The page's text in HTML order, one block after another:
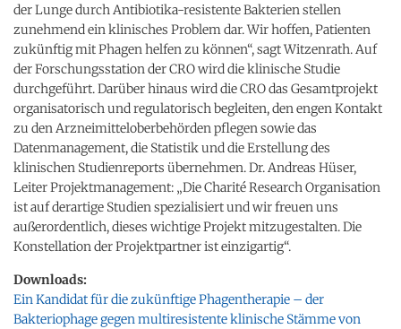
der Lunge durch Antibiotika-resistente Bakterien stellen
zunehmend ein klinisches Problem dar. Wir hoffen, Patienten
zukünftig mit Phagen helfen zu können“, sagt Witzenrath. Auf
der Forschungsstation der CRO wird die klinische Studie
durchgeführt. Darüber hinaus wird die CRO das Gesamtprojekt
organisatorisch und regulatorisch begleiten, den engen Kontakt
zu den Arzneimitteloberbehörden pflegen sowie das
Datenmanagement, die Statistik und die Erstellung des
klinischen Studienreports übernehmen. Dr. Andreas Hüser,
Leiter Projektmanagement: „Die Charité Research Organisation
ist auf derartige Studien spezialisiert und wir freuen uns
außerordentlich, dieses wichtige Projekt mitzugestalten. Die
Konstellation der Projektpartner ist einzigartig“.
Downloads:
Ein Kandidat für die zukünftige Phagentherapie – der
Bakteriophage gegen multiresistente klinische Stämme von